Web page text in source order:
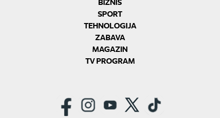
SPORT
TEHNOLOGIJA
ZABAVA
MAGAZIN
TV PROGRAM